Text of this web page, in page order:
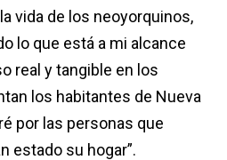
vida de los neoyorquinos,
lo que está a mi alcance
real y tangible en los
los habitantes de Nueva
por las personas que
estado su hogar”.